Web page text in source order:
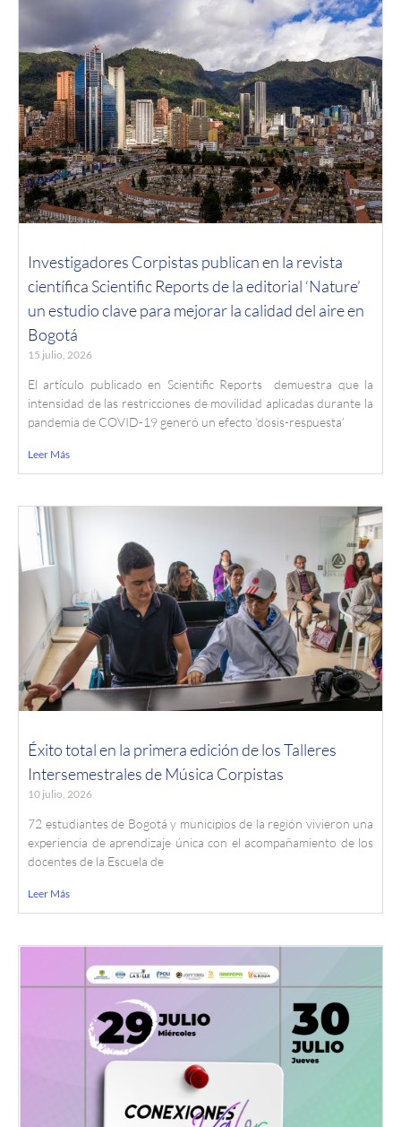
Investigadores Corpistas publican en la revista
científica Scientific Reports de la editorial ‘Nature’
un estudio clave para mejorar la calidad del aire en
Bogotá
15 julio, 2026
El artículo publicado en Scientific Reports demuestra que la
intensidad de las restricciones de movilidad aplicadas durante la
pandemia de COVID-19 generó un efecto ‘dosis-respuesta’
Leer Más
Éxito total en la primera edición de los Talleres
Intersemestrales de Música Corpistas
10 julio, 2026
72 estudiantes de Bogotá y municipios de la región vivieron una
experiencia de aprendizaje única con el acompañamiento de los
docentes de la Escuela de
Leer Más